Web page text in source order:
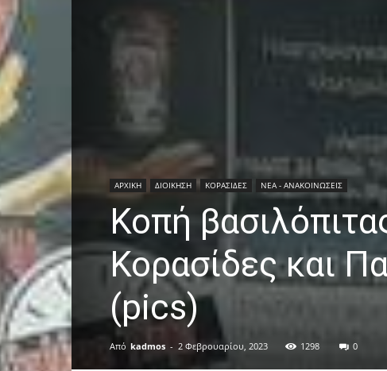
ΑΡΧΙΚΗ ΔΙΟΙΚΗΣΗ ΚΟΡΑΣΙΔΕΣ ΝΕΑ - ΑΝΑΚΟΙΝΩΣΕΙΣ
Κοπή
Κορασίδες και
(pics)
Από kadmos - 2 Φεβρουαρίου, 2023 1298 0